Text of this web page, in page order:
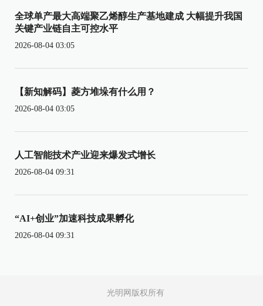
全球单产最大高端聚乙烯醇生产基地建成 大幅提升我国
关键产业链自主可控水平
2026-08-04 03:05
【新知解码】菱方堆垛有什么用？
2026-08-04 03:05
人工智能技术产业迎来爆发式增长
2026-08-04 09:31
“AI+创业”加速科技成果孵化
2026-08-04 09:31
光明网版权所有